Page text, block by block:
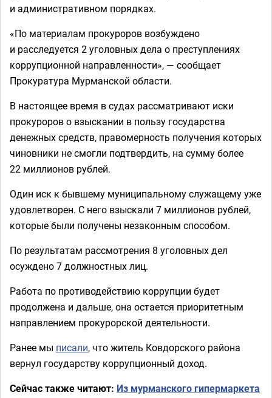
и административном порядках.
«По материалам прокуроров возбуждено
и расследуется 2 уголовных дела о преступлениях
коррупционной направленности», — сообщает
Прокуратура Мурманской области.
В настоящее время в судах рассматривают иски
прокуроров о взыскании в пользу государства
денежных средств, правомерность получения которых
чиновники не смогли подтвердить, на сумму более
22 миллионов рублей.
Один иск к бывшему муниципальному служащему уже
удовлетворен. С него взыскали 7 миллионов рублей,
которые были получены незаконным способом.
По результатам рассмотрения 8 уголовных дел
осуждено 7 должностных лиц.
Работа по противодействию коррупции будет
продолжена и дальше, она остается приоритетным
направлением прокурорской деятельности.
Ранее мы писали, что житель Ковдорского района
вернул государству коррупционный доход.
Сейчас также читают: Из мурманского гипермаркета